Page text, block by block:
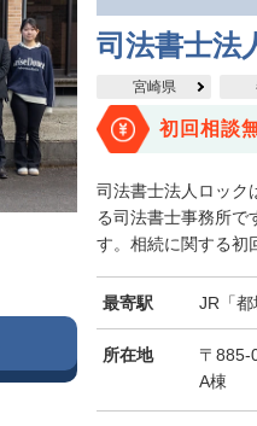
司法書士法
宮崎県
初回相談
司法書士法人ロック
る司法書士事務所で
す。相続に関する初
最寄駅 JR「
所在地
〒885-
A棟